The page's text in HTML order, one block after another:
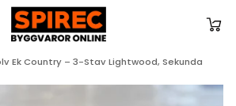
Ek Country – 3-Stav Lightwood, Sekunda